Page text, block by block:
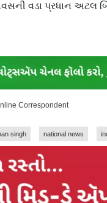
વડા પ્રધાન અટલ
Correspondent
singh national news